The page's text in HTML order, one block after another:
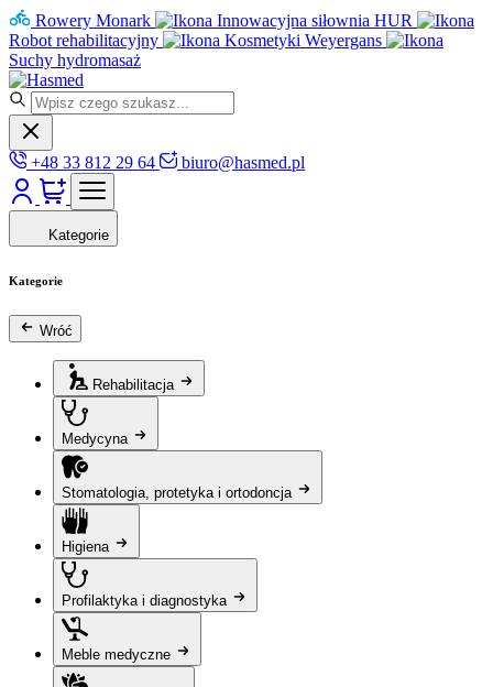
Rowery Monark
Innowacyjna siłownia HUR
Robot rehabilitacyjny
Kosmetyki Weyergans
Suchy hydromasaż
+48 33 812 29 64 biuro@hasmed.pl
Kategorie
Kategorie
Wróć
Rehabilitacja
Medycyna
Stomatologia, protetyka i ortodoncja
Higiena
Profilaktyka i diagnostyka
Meble medyczne